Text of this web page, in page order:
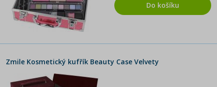
Do košíku
Zmile Kosmetický kufřík Beauty Case Velvety